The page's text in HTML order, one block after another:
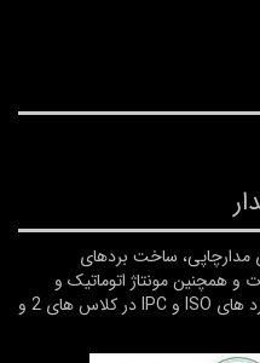
ساخت بردهای
و همچنین مونتاژ اتوماتیک و
دستی بردهای مدارچاپی بر طبق استاندارد های ISO و IPC در کلاس های 2 و